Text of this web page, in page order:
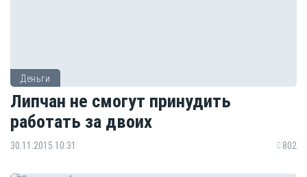
Деньги
Липчан не смогут принудить
работать за двоих
30.11.2015 10:31 802